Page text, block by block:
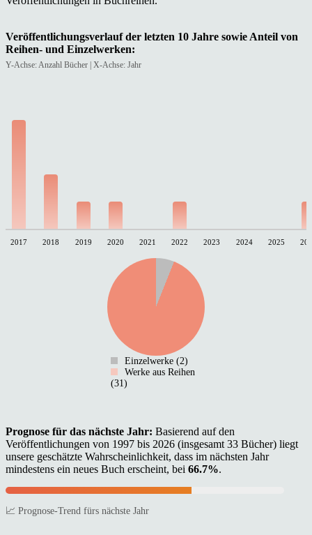
Veröffentlichungsverlauf der letzten 10 Jahre sowie Anteil von
Reihen- und Einzelwerken:
Y-Achse: Anzahl Bücher | X-Achse: Jahr
2017 2018 2019 2020 2021 2022 2023 2024 2025
Einzelwerke (2)
Werke aus Reihen
(31)
Prognose für das nächste Jahr: Basierend auf den
Veröffentlichungen von 1997 bis 2026 (insgesamt 33 Bücher) liegt
unsere geschätzte Wahrscheinlichkeit, dass im nächsten Jahr
mindestens ein neues Buch erscheint, bei 66.7%.
📈 Prognose-Trend fürs nächste Jahr